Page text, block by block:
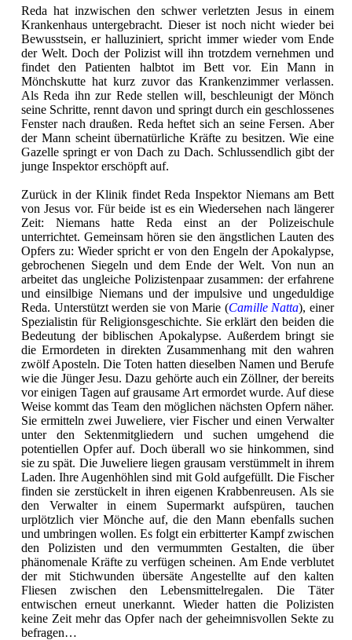
Reda hat inzwischen den schwer verletzten Jesus in einem
Krankenhaus untergebracht. Dieser ist noch nicht wieder bei
Bewusstsein, er halluziniert, spricht immer wieder vom Ende
der Welt. Doch der Polizist will ihn trotzdem vernehmen und
findet den Patienten halbtot im Bett vor. Ein Mann in
Mönchskutte hat kurz zuvor das Krankenzimmer verlassen.
Als Reda ihn zur Rede stellen will, beschleunigt der Mönch
seine Schritte, rennt davon und springt durch ein geschlossenes
Fenster nach draußen. Reda heftet sich an seine Fersen. Aber
der Mann scheint übernatürliche Kräfte zu besitzen. Wie eine
Gazelle springt er von Dach zu Dach. Schlussendlich gibt der
junge Inspektor erschöpft auf.
Zurück in der Klinik findet Reda Inspektor Niemans am Bett
von Jesus vor. Für beide ist es ein Wiedersehen nach längerer
Zeit: Niemans hatte Reda einst an der Polizeischule
unterrichtet. Gemeinsam hören sie den ängstlichen Lauten des
Opfers zu: Wieder spricht er von den Engeln der Apokalypse,
gebrochenen Siegeln und dem Ende der Welt. Von nun an
arbeitet das ungleiche Polizistenpaar zusammen: der erfahrene
und einsilbige Niemans und der impulsive und ungeduldige
Reda. Unterstützt werden sie von Marie (Camille Natta), einer
Spezialistin für Religionsgeschichte. Sie erklärt den beiden die
Bedeutung der biblischen Apokalypse. Außerdem bringt sie
die Ermordeten in direkten Zusammenhang mit den wahren
zwölf Aposteln. Die Toten hatten dieselben Namen und Berufe
wie die Jünger Jesu. Dazu gehörte auch ein Zöllner, der bereits
vor einigen Tagen auf grausame Art ermordet wurde. Auf diese
Weise kommt das Team den möglichen nächsten Opfern näher.
Sie ermitteln zwei Juweliere, vier Fischer und einen Verwalter
unter den Sektenmitgliedern und suchen umgehend die
potentiellen Opfer auf. Doch überall wo sie hinkommen, sind
sie zu spät. Die Juweliere liegen grausam verstümmelt in ihrem
Laden. Ihre Augenhöhlen sind mit Gold aufgefüllt. Die Fischer
finden sie zerstückelt in ihren eigenen Krabbenreusen. Als sie
den Verwalter in einem Supermarkt aufspüren, tauchen
urplötzlich vier Mönche auf, die den Mann ebenfalls suchen
und umbringen wollen. Es folgt ein erbitterter Kampf zwischen
den Polizisten und den vermummten Gestalten, die über
phänomenale Kräfte zu verfügen scheinen. Am Ende verblutet
der mit Stichwunden übersäte Angestellte auf den kalten
Fliesen zwischen den Lebensmittelregalen. Die Täter
entwischen erneut unerkannt. Wieder hatten die Polizisten
keine Zeit mehr das Opfer nach der geheimnisvollen Sekte zu
befragen…